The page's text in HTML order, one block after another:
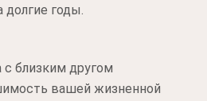
годы.
близким другом
вашей жизненной